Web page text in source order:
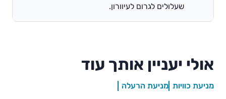
שעלולים לגרום לעיוורון.
אולי יעניין אותך עוד
מניעת כוויות מניעת הרעלה